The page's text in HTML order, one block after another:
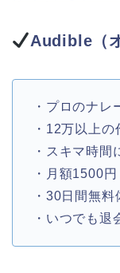
Audible（
・プロのナレ
・12万以上
・スキマ時間
・月額1500円
・30日間無
・いつでも退